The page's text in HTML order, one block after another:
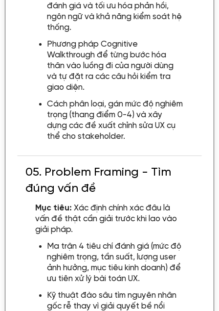
đánh giá và tối ưu hóa phản hồi,
ngôn ngữ và khả năng kiểm soát hệ
thống.
Phương pháp Cognitive
Walkthrough để từng bước hóa
thân vào luồng đi của người dùng
và tự đặt ra các câu hỏi kiểm tra
giao diện.
Cách phân loại, gán mức độ nghiêm
trọng (thang điểm 0-4) và xây
dựng các đề xuất chỉnh sửa UX cụ
thể cho stakeholder.
05. Problem Framing - Tìm
đúng vấn đề
Mục tiêu: Xác định chính xác đâu là
vấn đề thật cần giải trước khi lao vào
giải pháp.
Ma trận 4 tiêu chí đánh giá (mức độ
nghiêm trọng, tần suất, lượng user
ảnh hưởng, mục tiêu kinh doanh) để
ưu tiên xử lý bài toán UX.
Kỹ thuật đào sâu tìm nguyên nhân
gốc rễ thay vì giải quyết bề nổi